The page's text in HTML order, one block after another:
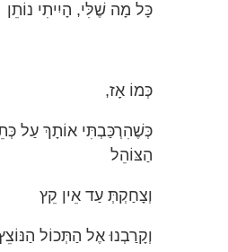
כָּל מָה שֶׁלִּי, הָיִיתִי נוֹתֵן
כְּמוֹ אָז,
כְּשֶׁהִרְכַּבְתִּי אוֹתָךְ עַל
הַצּוֹהֵל
וְצָחַקְתְּ עַד אֵין קֵץ
וְקָרַבְנוּ אֶל הַתְּכוֹל